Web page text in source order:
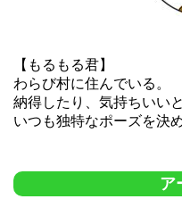
【もるもる君】
わらび村に住んでいる。
納得したり、気持ちいい
いつも独特なポーズを決
ア